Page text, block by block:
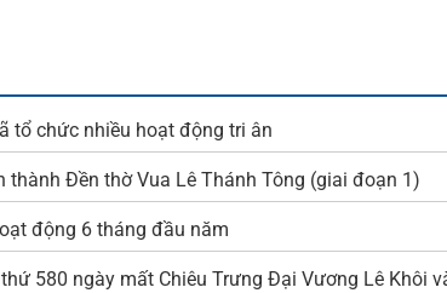
tổ chức nhiều hoạt động tri ân
thành Đền thờ Vua Lê Thánh Tông (giai đoạn 1)
động 6 tháng đầu năm
580 ngày mất Chiêu Trưng Đại Vương Lê Khôi